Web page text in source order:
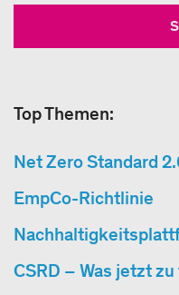
Top Themen:
Net Zero Standard
EmpCo-Richtlinie
CSRD – Was jetzt